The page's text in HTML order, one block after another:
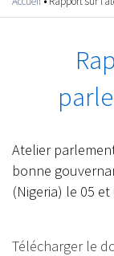
Vous êtes
Atelier
bonne
(Nigeria) le 05